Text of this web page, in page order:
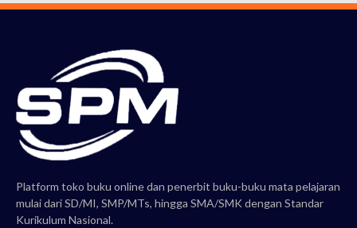
Platform toko buku online dan penerbit buku-buku mata pelajaran
mulai dari SD/MI, SMP/MTs, hingga SMA/SMK dengan Standar
Kurikulum Nasional.